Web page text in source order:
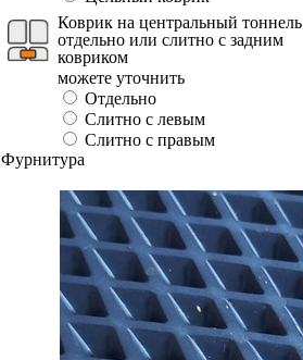
Коврик на центральный тоннель
отдельно или слитно с задним
ковриком
можете уточнить
Отдельно
Слитно с левым
Слитно с правым
Фурнитура